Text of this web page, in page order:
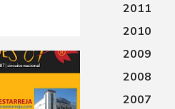
2011
2010
2009
2008
2007